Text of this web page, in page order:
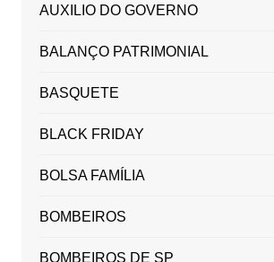
AUXILIO DO GOVERNO
BALANÇO PATRIMONIAL
BASQUETE
BLACK FRIDAY
BOLSA FAMÍLIA
BOMBEIROS
BOMBEIROS DE SP